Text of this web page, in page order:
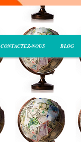
CONTACTEZ-NOUS BLOG